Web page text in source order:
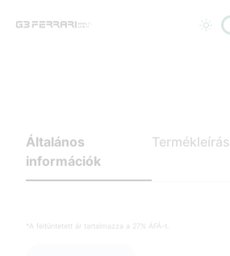
Általános
információk
Termékleírás
*A feltüntetett ár tartalmazza a 27% ÁFÁ-t.